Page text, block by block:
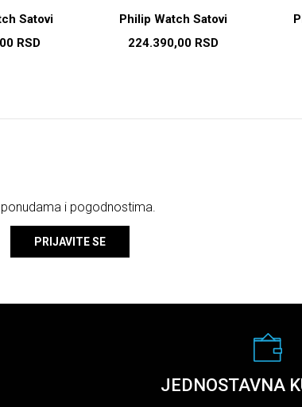
Satovi
RSD
Philip Watch Satovi
224.390,00 RSD
i pogodnostima.
PRIJAVITE SE
JEDNOSTAVNA